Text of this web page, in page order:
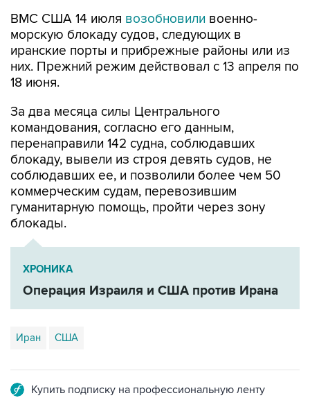
ВМС США 14 июля возобновили военно-
морскую блокаду судов, следующих в
иранские порты и прибрежные районы или из
них. Прежний режим действовал с 13 апреля по
18 июня.
За два месяца силы Центрального
командования, согласно его данным,
перенаправили 142 судна, соблюдавших
блокаду, вывели из строя девять судов, не
соблюдавших ее, и позволили более чем 50
коммерческим судам, перевозившим
гуманитарную помощь, пройти через зону
блокады.
ХРОНИКА
Операция Израиля и США против Ирана
Иран США
Купить подписку на профессиональную ленту